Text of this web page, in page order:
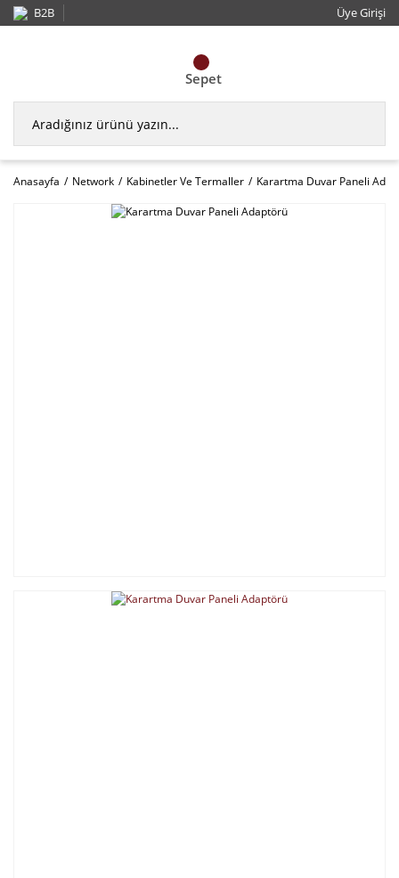
B2B Üye Girişi
Sepet
Anasayfa Network Kabinetler Ve Termaller Karartma Duvar Paneli